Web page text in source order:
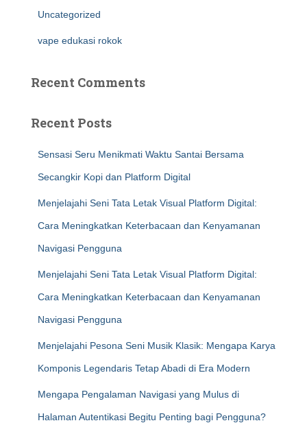
Uncategorized
vape edukasi rokok
Recent Comments
Recent Posts
Sensasi Seru Menikmati Waktu Santai Bersama
Secangkir Kopi dan Platform Digital
Menjelajahi Seni Tata Letak Visual Platform Digital:
Cara Meningkatkan Keterbacaan dan Kenyamanan
Navigasi Pengguna
Menjelajahi Seni Tata Letak Visual Platform Digital:
Cara Meningkatkan Keterbacaan dan Kenyamanan
Navigasi Pengguna
Menjelajahi Pesona Seni Musik Klasik: Mengapa Karya
Komponis Legendaris Tetap Abadi di Era Modern
Mengapa Pengalaman Navigasi yang Mulus di
Halaman Autentikasi Begitu Penting bagi Pengguna?